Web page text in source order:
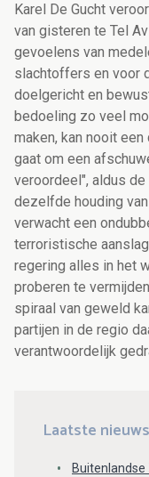
Karel De Gucht
van gisteren te Tel
gevoelens van
slachtoffers en voor
doelgericht en
bedoeling zo veel
maken, kan nooit
gaat om een
veroordeel", aldus
dezelfde houding
verwacht een
terroristische
regering alles in het
proberen te
spiraal van geweld
partijen in de regio
verantwoordelijk
Laatste